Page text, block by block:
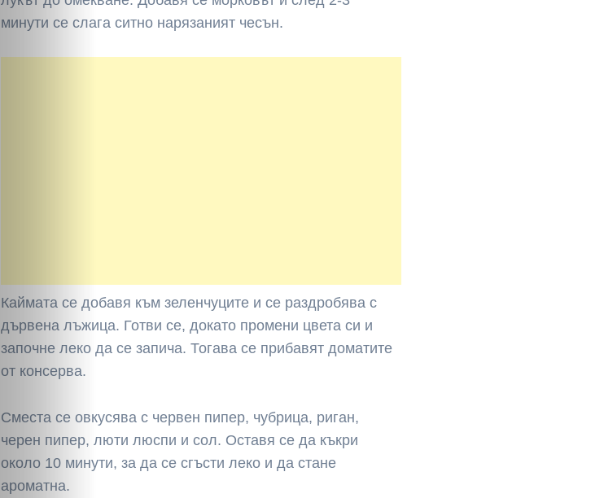
Спорт
Скандали
Таблоид
Новини
минути се слага ситно нарязаният чесън.
Каймата се добавя към зеленчуците и се раздробява с
дървена лъжица. Готви се, докато промени цвета си и
започне леко да се запича. Тогава се прибавят доматите
от консерва.
Сместа се овкусява с червен пипер, чубрица, риган,
черен пипер, люти люспи и сол. Оставя се да къкри
около 10 минути, за да се сгъсти леко и да стане
ароматна.